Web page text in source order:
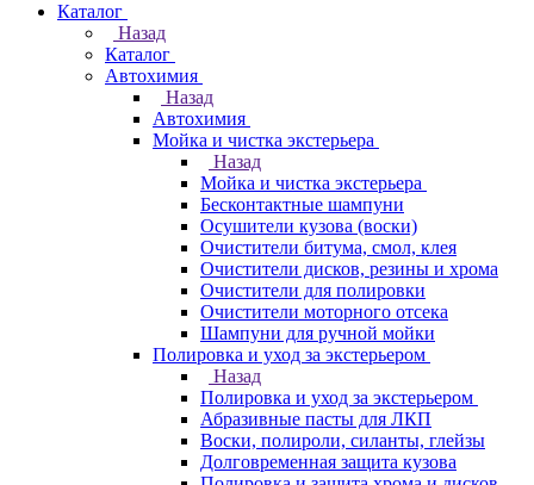
Каталог
Назад
Каталог
Автохимия
Назад
Автохимия
Мойка и чистка экстерьера
Назад
Мойка и чистка экстерьера
Бесконтактные шампуни
Осушители кузова (воски)
Очистители битума, смол, клея
Очистители дисков, резины и хрома
Очистители для полировки
Очистители моторного отсека
Шампуни для ручной мойки
Полировка и уход за экстерьером
Назад
Полировка и уход за экстерьером
Абразивные пасты для ЛКП
Воски, полироли, силанты, глейзы
Долговременная защита кузова